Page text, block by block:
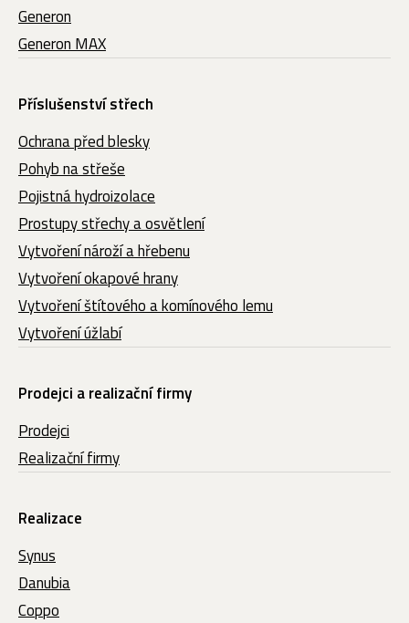
Generon
Generon MAX
Příslušenství střech
Ochrana před blesky
Pohyb na střeše
Pojistná hydroizolace
Prostupy střechy a osvětlení
Vytvoření nároží a hřebenu
Vytvoření okapové hrany
Vytvoření štítového a komínového lemu
Vytvoření úžlabí
Prodejci a realizační firmy
Prodejci
Realizační firmy
Realizace
Synus
Danubia
Coppo